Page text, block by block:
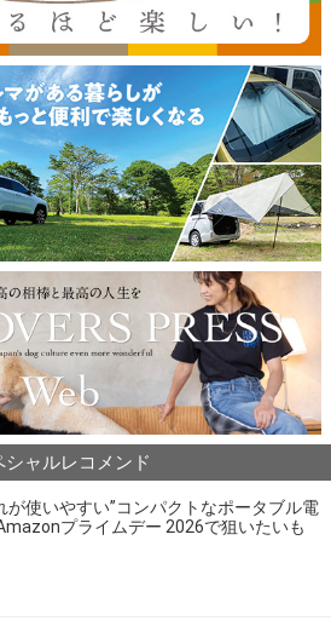
シャルレコメンド
が使いやすい”コンパクトなポータブル電
プライムデー 2026で狙いたいも